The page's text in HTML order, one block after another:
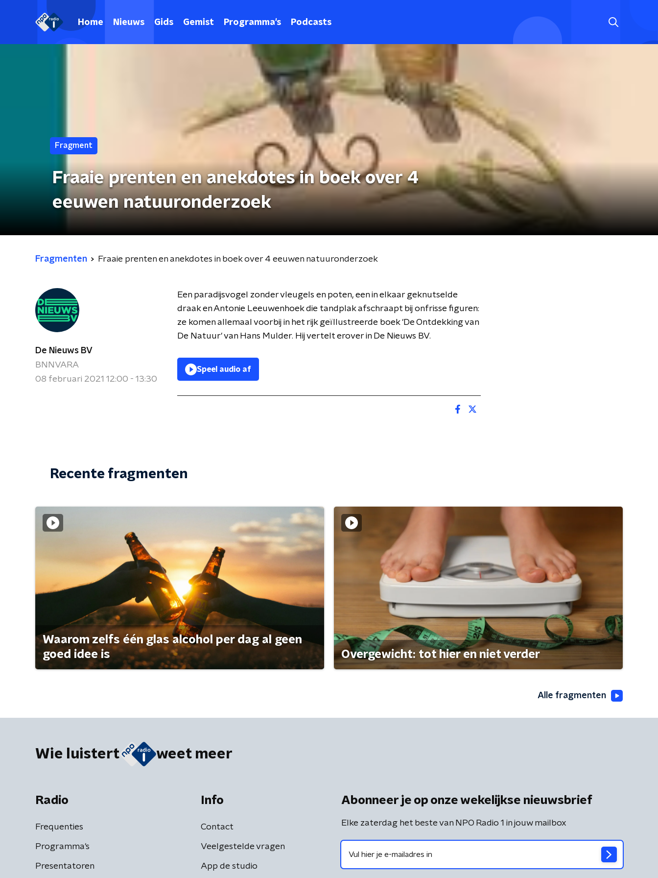
Home Nieuws Gids Gemist Programma's Podcasts
Fragment
Fraaie prenten en anekdotes in boek over 4
eeuwen natuuronderzoek
Fragmenten Fraaie prenten en anekdotes in boek over 4 eeuwen natuuronderzoek
De Nieuws BV
BNNVARA
08 februari 2021 12:00 - 13:30
Een paradijsvogel zonder vleugels en poten, een in elkaar geknutselde
draak en Antonie Leeuwenhoek die tandplak afschraapt bij onfrisse figuren:
ze komen allemaal voorbij in het rijk geïllustreerde boek 'De Ontdekking van
De Natuur' van Hans Mulder. Hij vertelt erover in De Nieuws BV.
Speel audio af
Recente fragmenten
Waarom zelfs één glas alcohol per dag al geen
goed idee is
Overgewicht: tot hier en niet verder
Alle fragmenten
Wie luistert weet meer
Radio
Frequenties
Programma's
Presentatoren
Info
Contact
Veelgestelde vragen
App de studio
Abonneer je op onze wekelijkse nieuwsbrief
Elke zaterdag het beste van NPO Radio 1 in jouw mailbox